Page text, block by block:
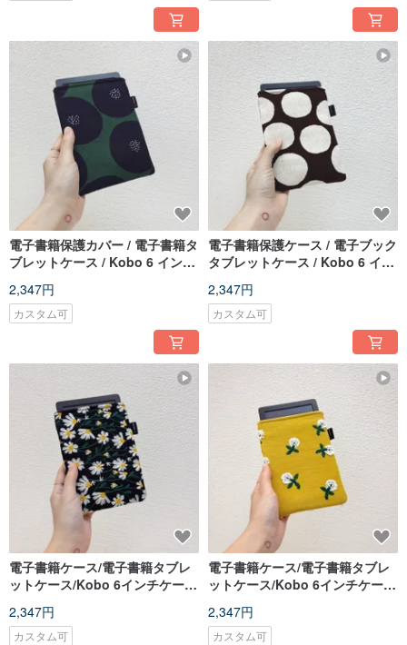
電子書籍保護カバー / 電子書籍タ
ブレットケース / Kobo 6 インチ
ー / リーダーケース
2,347円
カスタム可
電子書籍保護ケース / 電子ブック
タブレットケース / Kobo 6 イン
ース / リーダーケース
2,347円
カスタム可
電子書籍ケース/電子書籍タブレ
ットケース/Kobo 6インチケー
2,347円
カスタム可
電子書籍ケース/電子書籍タブレ
ットケース/Kobo 6インチケー
2,347円
カスタム可